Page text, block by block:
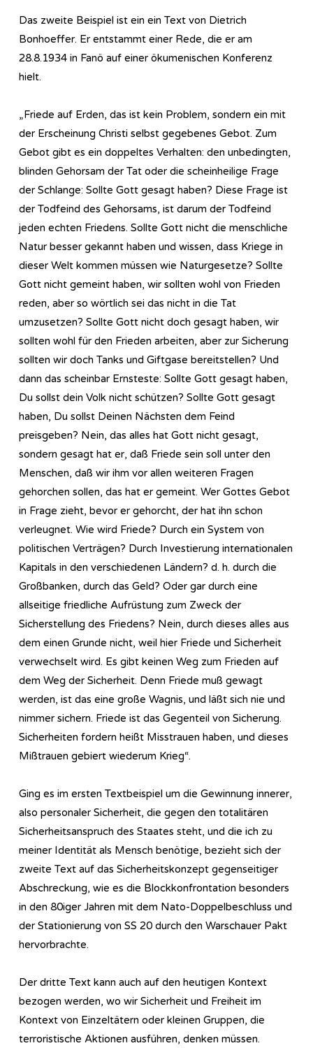
Das zweite Beispiel ist ein ein Text von Dietrich
Bonhoeffer. Er entstammt einer Rede, die er am
28.8.1934 in Fanö auf einer ökumenischen Konferenz
hielt.
„Friede auf Erden, das ist kein Problem, sondern ein mit
der Erscheinung Christi selbst gegebenes Gebot. Zum
Gebot gibt es ein doppeltes Verhalten: den unbedingten,
blinden Gehorsam der Tat oder die scheinheilige Frage
der Schlange: Sollte Gott gesagt haben? Diese Frage ist
der Todfeind des Gehorsams, ist darum der Todfeind
jeden echten Friedens. Sollte Gott nicht die menschliche
Natur besser gekannt haben und wissen, dass Kriege in
dieser Welt kommen müssen wie Naturgesetze? Sollte
Gott nicht gemeint haben, wir sollten wohl von Frieden
reden, aber so wörtlich sei das nicht in die Tat
umzusetzen? Sollte Gott nicht doch gesagt haben, wir
sollten wohl für den Frieden arbeiten, aber zur Sicherung
sollten wir doch Tanks und Giftgase bereitstellen? Und
dann das scheinbar Ernsteste: Sollte Gott gesagt haben,
Du sollst dein Volk nicht schützen? Sollte Gott gesagt
haben, Du sollst Deinen Nächsten dem Feind
preisgeben? Nein, das alles hat Gott nicht gesagt,
sondern gesagt hat er, daß Friede sein soll unter den
Menschen, daß wir ihm vor allen weiteren Fragen
gehorchen sollen, das hat er gemeint. Wer Gottes Gebot
in Frage zieht, bevor er gehorcht, der hat ihn schon
verleugnet. Wie wird Friede? Durch ein System von
politischen Verträgen? Durch Investierung internationalen
Kapitals in den verschiedenen Ländern? d. h. durch die
Großbanken, durch das Geld? Oder gar durch eine
allseitige friedliche Aufrüstung zum Zweck der
Sicherstellung des Friedens? Nein, durch dieses alles aus
dem einen Grunde nicht, weil hier Friede und Sicherheit
verwechselt wird. Es gibt keinen Weg zum Frieden auf
dem Weg der Sicherheit. Denn Friede muß gewagt
werden, ist das eine große Wagnis, und läßt sich nie und
nimmer sichern. Friede ist das Gegenteil von Sicherung.
Sicherheiten fordern heißt Misstrauen haben, und dieses
Mißtrauen gebiert wiederum Krieg“.
Ging es im ersten Textbeispiel um die Gewinnung innerer,
also personaler Sicherheit, die gegen den totalitären
Sicherheitsanspruch des Staates steht, und die ich zu
meiner Identität als Mensch benötige, bezieht sich der
zweite Text auf das Sicherheitskonzept gegenseitiger
Abschreckung, wie es die Blockkonfrontation besonders
in den 80iger Jahren mit dem Nato-Doppelbeschluss und
der Stationierung von SS 20 durch den Warschauer Pakt
hervorbrachte.
Der dritte Text kann auch auf den heutigen Kontext
bezogen werden, wo wir Sicherheit und Freiheit im
Kontext von Einzeltätern oder kleinen Gruppen, die
terroristische Aktionen ausführen, denken müssen.